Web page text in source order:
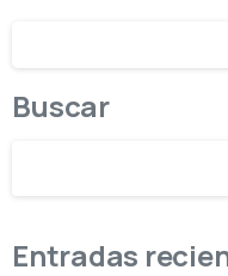
Buscar
Entradas